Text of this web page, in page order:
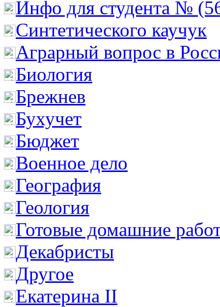
Инфо для студента №
Cинтетического каучук
Аграрный вопрос в
Биология
Брежнев
Бухучет
Бюджет
Военное дело
География
Геология
Готовые домашние
Декабристы
Другое
Екатерина II